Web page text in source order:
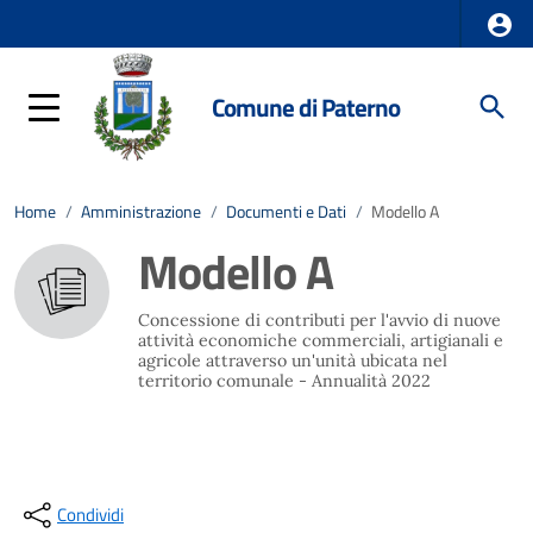
Comune di Paterno
Home / Amministrazione / Documenti e Dati / Modello A
Modello A
Concessione di contributi per l'avvio di nuove
attività economiche commerciali, artigianali e
agricole attraverso un'unità ubicata nel
territorio comunale - Annualità 2022
Condividi